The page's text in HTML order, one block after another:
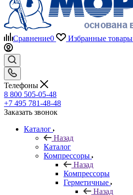
Сравнение0 Избранные товары
Телефоны
8 800 505-05-48
+7 495 781-48-48
Заказать звонок
Каталог
Назад
Каталог
Компрессоры
Назад
Компрессоры
Герметичные
Назад